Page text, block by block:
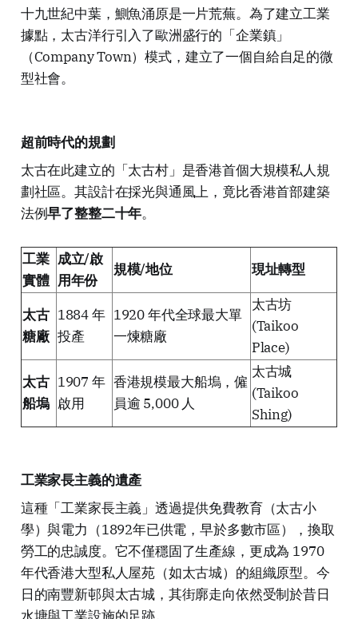
十九世紀中葉，鰂魚涌原是一片荒蕪。為了建立工業
據點，太古洋行引入了歐洲盛行的「企業鎮」
（Company Town）模式，建立了一個自給自足的微
型社會。
超前時代的規劃
太古在此建立的「太古村」是香港首個大規模私人規
劃社區。其設計在採光與通風上，竟比香港首部建築
法例早了整整二十年。
工業
實體
成立/啟
用年份
規模/地位 現址轉型
太古
糖廠
1884 年
投產
1920 年代全球最大單
一煉糖廠
太古坊
(Taikoo
Place)
太古
船塢
1907 年
啟用
香港規模最大船塢，僱
員逾 5,000 人
太古城
(Taikoo
Shing)
工業家長主義的遺產
這種「工業家長主義」透過提供免費教育（太古小
學）與電力（1892年已供電，早於多數市區），換取
勞工的忠誠度。它不僅穩固了生產線，更成為 1970
年代香港大型私人屋苑（如太古城）的組織原型。今
日的南豐新邨與太古城，其街廓走向依然受制於昔日